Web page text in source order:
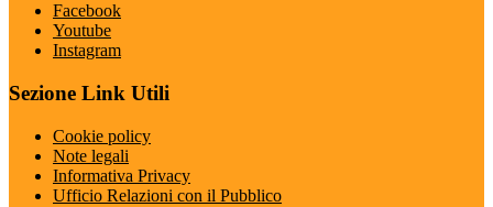
Facebook
Youtube
Instagram
Sezione Link Utili
Cookie policy
Note legali
Informativa Privacy
Ufficio Relazioni con il Pubblico